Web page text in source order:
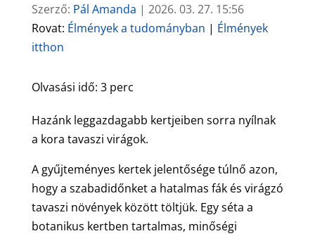
Szerző: Pál Amanda | 2026. 03. 27. 15:56
Rovat: Élmények a tudományban | Élmények
itthon
Olvasási idő: 3 perc
Hazánk leggazdagabb kertjeiben sorra nyílnak
a kora tavaszi virágok.
A gyűjteményes kertek jelentősége túlnő azon,
hogy a szabadidőnket a hatalmas fák és virágzó
tavaszi növények között töltjük. Egy séta a
botanikus kertben tartalmas, minőségi